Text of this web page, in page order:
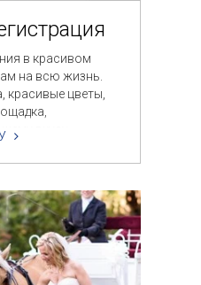
в красивом
на всю жизнь.
красивые цветы,
вкусу.